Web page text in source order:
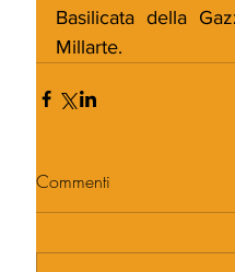
Basilicata della
Millarte.
Commenti